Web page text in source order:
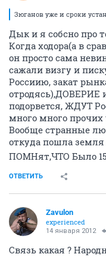
Зюганов уже и сроки
Дык и я собсно про
Когда ходора(а в
он просто сама
сажали визгу и
Россиию, закат
отродясь),ДОВЕРИЕ
подорвется, ЖДУТ
много много прочих
Вообще странные
откуда пошла
ПОМНят,ЧТО Было
ОТВЕТИТЬ
Zavulon
experienced
14 января 2012
Связь какая ?